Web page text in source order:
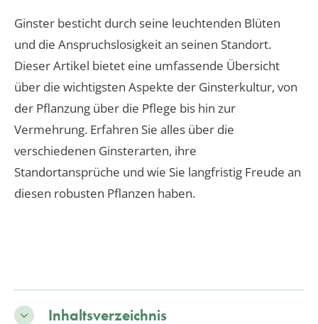
Ginster besticht durch seine leuchtenden Blüten
und die Anspruchslosigkeit an seinen Standort.
Dieser Artikel bietet eine umfassende Übersicht
über die wichtigsten Aspekte der Ginsterkultur, von
der Pflanzung über die Pflege bis hin zur
Vermehrung. Erfahren Sie alles über die
verschiedenen Ginsterarten, ihre
Standortansprüche und wie Sie langfristig Freude an
diesen robusten Pflanzen haben.
Inhaltsverzeichnis